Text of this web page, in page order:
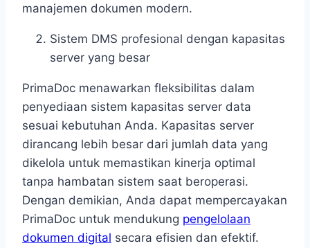
manajemen dokumen modern.
Sistem DMS profesional dengan kapasitas
server yang besar
PrimaDoc menawarkan fleksibilitas dalam
penyediaan sistem kapasitas server data
sesuai kebutuhan Anda. Kapasitas server
dirancang lebih besar dari jumlah data yang
dikelola untuk memastikan kinerja optimal
tanpa hambatan sistem saat beroperasi.
Dengan demikian, Anda dapat mempercayakan
PrimaDoc untuk mendukung pengelolaan
dokumen digital secara efisien dan efektif.